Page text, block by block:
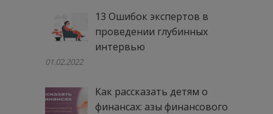
13 Ошибок экспертов в
проведении глубинных
интервью
01.02.2022
Как рассказать детям о
финансах: азы финансового